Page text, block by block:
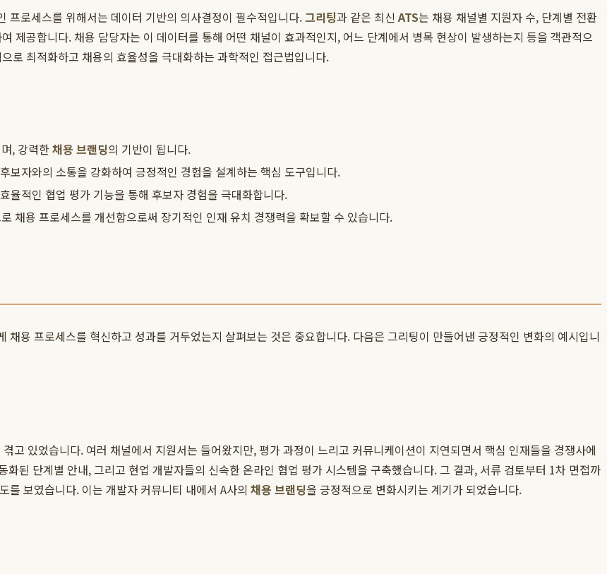
프로세스를 위해서는 데이터 기반의 의사결정이 필수적입니다.그리팅과 같은 최신ATS는 채용 채널별 지원자 수, 단계별 전환
제공합니다. 채용 담당자는 이 데이터를 통해 어떤 채널이 효과적인지, 어느 단계에서 병목 현상이 발생하는지 등을 객관적으
로 최적화하고 채용의 효율성을 극대화하는 과학적인 접근법입니다.
, 강력한채용 브랜딩의 기반이 됩니다.
보자와의 소통을 강화하여 긍정적인 경험을 설계하는 핵심 도구입니다.
적인 협업 평가 기능을 통해 후보자 경험을 극대화합니다.
채용 프로세스를 개선함으로써 장기적인 인재 유치 경쟁력을 확보할 수 있습니다.
채용 프로세스를 혁신하고 성과를 거두었는지 살펴보는 것은 중요합니다. 다음은 그리팅이 만들어낸 긍정적인 변화의 예시입니
고 있었습니다. 여러 채널에서 지원서는 들어왔지만, 평가 과정이 느리고 커뮤니케이션이 지연되면서 핵심 인재들을 경쟁사에
화된 단계별 안내, 그리고 현업 개발자들의 신속한 온라인 협업 평가 시스템을 구축했습니다. 그 결과, 서류 검토부터 1차 면접까
를 보였습니다. 이는 개발자 커뮤니티 내에서 A사의 채용 브랜딩을 긍정적으로 변화시키는 계기가 되었습니다.